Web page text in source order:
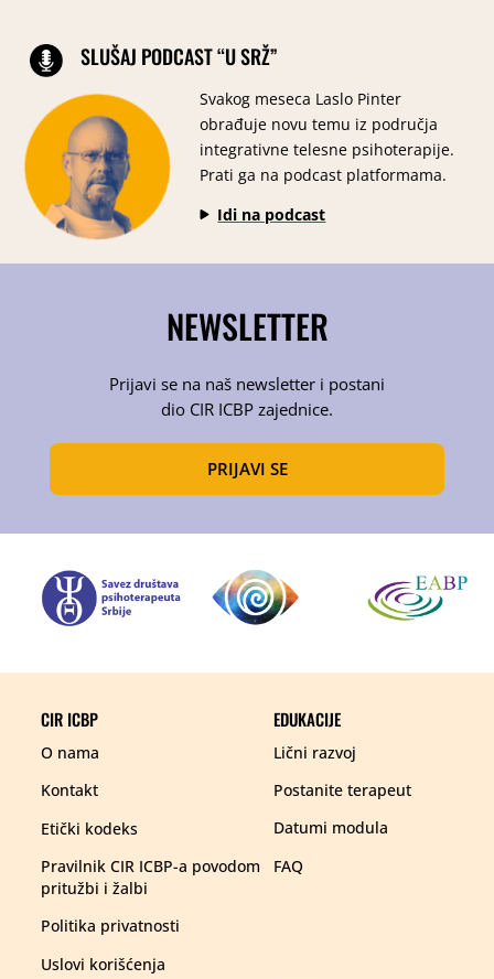
SLUŠAJ PODCAST “U SRŽ”
Svakog meseca Laslo Pinter
obrađuje novu temu iz područja
integrativne telesne psihoterapije.
Prati ga na podcast platformama.
Idi na podcast
NEWSLETTER
Prijavi se na naš newsletter i postani
dio CIR ICBP zajednice.
PRIJAVI SE
CIR ICBP
O nama
Kontakt
Etički kodeks
Pravilnik CIR ICBP-a povodom
pritužbi i žalbi
Politika privatnosti
Uslovi korišćenja
EDUKACIJE
Lični razvoj
Postanite terapeut
Datumi modula
FAQ